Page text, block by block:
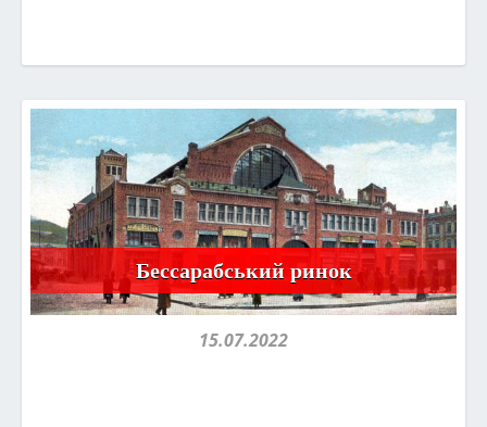
Бессарабський ринок
15.07.2022